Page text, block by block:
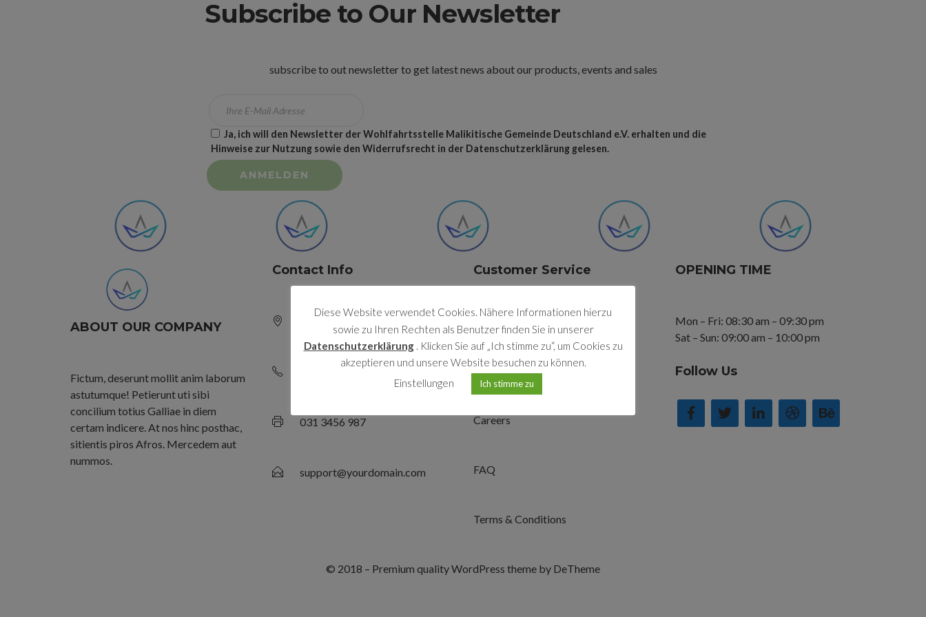
Subscribe to Our Newsletter
subscribe to out newsletter to get latest news about our products, events and sales
Ja, ich will den Newsletter der Wohlfahrtsstelle Malikitische Gemeinde Deutschland e.V. erhalten und die
Hinweise zur Nutzung sowie den Widerrufsrecht in der Datenschutzerklärung gelesen.
ABOUT OUR COMPANY
Fictum, deserunt mollit anim laborum
astutumque! Petierunt uti sibi
concilium totius Galliae in diem
certam indicere. At nos hinc posthac,
sitientis piros Afros. Mercedem aut
nummos.
Contact Info
+62 31 3456 789
031 3456 987
support@yourdomain.com
Customer Service
Ask in forum
Help Desk
Careers
FAQ
Terms & Conditions
OPENING TIME
Mon – Fri: 08:30 am – 09:30 pm
Sat – Sun: 09:00 am – 10:00 pm
Follow Us
© 2018 – Premium quality WordPress theme by DeTheme
Diese Website verwendet Cookies. Nähere Informationen hierzu
sowie zu Ihren Rechten als Benutzer finden Sie in unserer
Datenschutzerklärung. Klicken Sie auf „Ich stimme zu“, um Cookies zu
akzeptieren und unsere Website besuchen zu können.
Einstellungen
Ich stimme zu